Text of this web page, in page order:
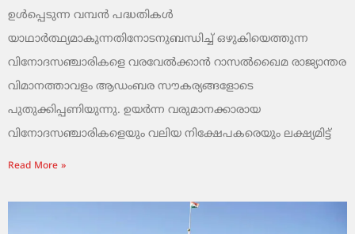
ഉൾപ്പെടുന്ന വമ്പൻ പദ്ധതികൾ
യാഥാർത്ഥ്യമാകുന്നതിനോടനുബന്ധിച്ച് ഒഴുകിയെത്തുന്ന
വിനോദസഞ്ചാരികളെ വരവേൽക്കാൻ റാസൽഖൈമ രാജ്യാന്തര
വിമാനത്താവളം ആഡംബര സൗകര്യങ്ങളോടെ
പുതുക്കിപ്പണിയുന്നു. ഉയർന്ന വരുമാനക്കാരായ
വിനോദസഞ്ചാരികളെയും വലിയ നിക്ഷേപകരെയും ലക്ഷ്യമിട്ട്
Read More »